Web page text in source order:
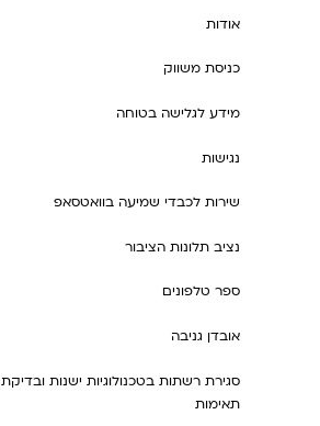
אודות
כניסת משווק
מידע לגלישה בטוחה
נגישות
שירות לכבדי שמיעה בוואטסאפ
נציב תלונות הציבור
ספר טלפונים
אובדן גניבה
סגירת רשתות בטכנולוגיות ישנות ובדיקת
תאימות